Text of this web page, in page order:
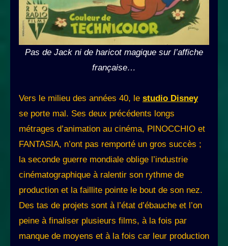
Pas de Jack ni de haricot magique sur l’affiche
française…
Vers le milieu des années 40, le studio Disney
se porte mal. Ses deux précédents longs
métrages d’animation au cinéma, PINOCCHIO et
FANTASIA, n’ont pas remporté un gros succès ;
la seconde guerre mondiale oblige l’industrie
cinématographique à ralentir son rythme de
production et la faillite pointe le bout de son nez.
Des tas de projets sont à l’état d’ébauche et l’on
peine à finaliser plusieurs films, à la fois par
manque de moyens et à la fois car leur production